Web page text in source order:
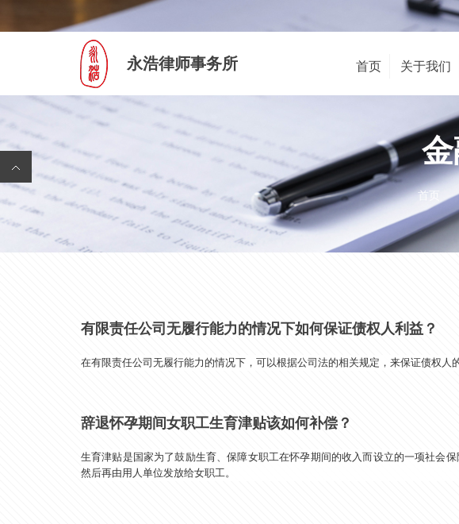
永浩律师事务所 首页 关于我们
首页
有限责任公司无履行能力的情况下如何保证债权人利益？
在有限责任公司无履行能力的情况下，可以根据公司法的相关规定，来保证债权人
辞退怀孕期间女职工生育津贴该如何补偿？
生育津贴是国家为了鼓励生育、保障女职工在怀孕期间的收入而设立的一项社会
然后再由用人单位发放给女职工。